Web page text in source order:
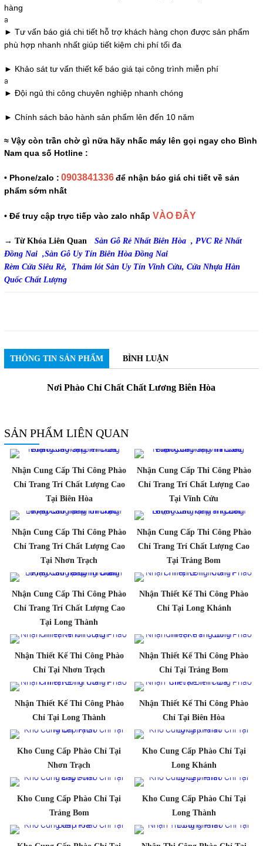
hàng
a
► Tư vấn báo giá chi tiết hỗ trợ khách hàng chọn được sản phẩm
phù hợp nhanh nhất giúp tiết kiệm chi phí tối đa
► Khảo sát tư vấn thiết kế báo giá tại công trình miễn phí
a
► Đội ngủ thi công chuyên nghiệp nhanh chóng
► Chính sách bảo hành sản phẩm lên đến 10 năm
≈ Vậy còn trần chờ gì nữa hãy nhấc máy lên gọi ngay cho Bình
Nam qua số Hotline :
• Phone/zalo : 0903841336 để nhận báo giá chi tiết về sản
phẩm sớm nhất
• Để truy cập trực tiếp vào zalo nhấp VÀO ĐÂY
→ Từ Khóa Liên Quan Sàn Gỗ Rẻ Nhất Biên Hòa , PVC Rẻ Nhất
Đồng Nai ,Sàn Gỗ Uy Tín Biên Hòa Đồng Nai
Rèm Cửa Siêu Rẻ,
Thảm lót Sàn Uy Tín Vĩnh Cửu, Cửa Nhựa Hàn
Quốc Chất Lượng
THÔNG TIN SẢN PHẨM BÌNH LUẬN
Nơi Phào Chỉ Chất Chất Lương Biên Hòa
SẢN PHẨM LIÊN QUAN
Nhận Cung Cấp Thi Công Phào
Chỉ Trang Trí Chất Lượng Cao
Tại Biên Hòa
Nhận Cung Cấp Thi Công Phào
Chỉ Trang Trí Chất Lượng Cao
Tại Vĩnh Cửu
Nhận Cung Cấp Thi Công Phào
Chỉ Trang Trí Chất Lượng Cao
Tại Nhơn Trạch
Nhận Cung Cấp Thi Công Phào
Chỉ Trang Trí Chất Lượng Cao
Tại Trảng Bom
Nhận Cung Cấp Thi Công Phào
Chỉ Trang Trí Chất Lượng Cao
Tại Long Thành
Nhận Thiết Kế Thi Công Phào
Chỉ Tại Long Khánh
Nhận Thiết Kế Thi Công Phào
Chỉ Tại Nhơn Trạch
Nhận Thiết Kế Thi Công Phào
Chỉ Tại Trảng Bom
Nhận Thiết Kế Thi Công Phào
Chỉ Tại Long Thành
Nhận Thiết Kế Thi Công Phào
Chỉ Tại Biên Hòa
Kho Cung Cấp Phào Chỉ Tại
Nhơn Trạch
Kho Cung Cấp Phào Chỉ Tại
Long Khánh
Kho Cung Cấp Phào Chỉ Tại
Trảng Bom
Kho Cung Cấp Phào Chỉ Tại
Long Thành